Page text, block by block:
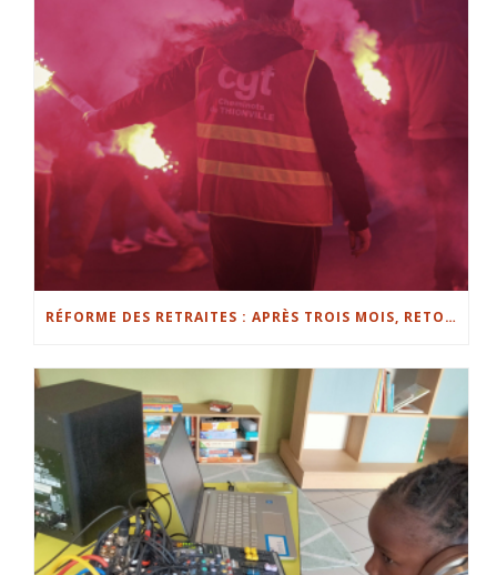
RÉFORME DES RETRAITES : APRÈS TROIS MOIS, RETOUR SUR LES POINTS CLÉS